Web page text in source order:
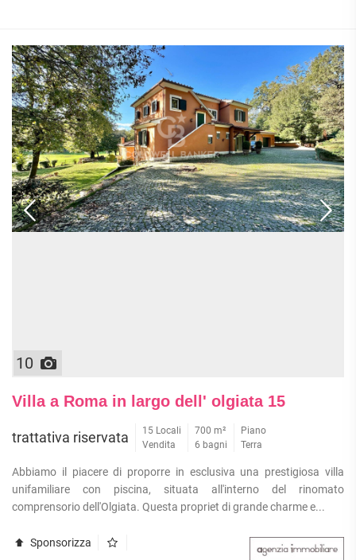
10
Villa a Roma in largo dell' olgiata 15
trattativa riservata
15 Locali
Vendita
700 m²
6 bagni
Piano
Terra
Abbiamo il piacere di proporre in esclusiva una prestigiosa villa
unifamiliare con piscina, situata all'interno del rinomato
comprensorio dell'Olgiata. Questa propriet di grande charme e...
Sponsorizza